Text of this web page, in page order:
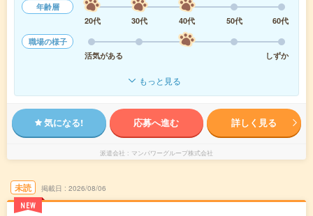
年齢層
20代
30代 40代 50代
60代
職場の様子
活気がある
しずか
もっと見る
気になる! 応募へ進む 詳しく見る
派遣会社 マンパワーグループ株式会社
未読
NEW
掲載日 2026/08/06